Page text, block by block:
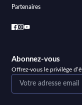
Partenaires
Abonnez-vous
Offrez-vous le privilège